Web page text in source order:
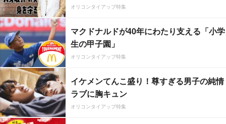
オリコンタイアップ特集
マクドナルドが40年にわたり支える「小学
生の甲子園」
オリコンタイアップ特集
イケメンてんこ盛り！尊すぎる男子の純情
ラブに胸キュン
オリコンタイアップ特集